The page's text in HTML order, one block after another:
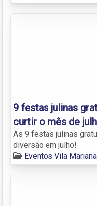
9 festas julinas
curtir o mês de
As 9 festas julinas
diversão em julho!
Eventos Vila Mariana